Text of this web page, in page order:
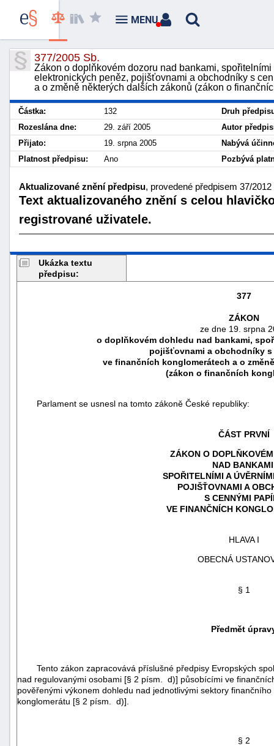
377/2005 Sb.
Zákon o doplňkovém dozoru nad bankami,
elektronických peněz, pojišťovnami a obchodníky s
a o změně některých dalších zákonů (zákon o
Částka: 132
Druh
Rozeslána dne:
29. září 2005
Autor
Přijato:
19. srpna 2005
Nabývá
Platnost předpisu:
Ano Pozbývá
Aktualizované znění předpisu, provedené předpisem 37/
Text aktualizovaného znění s celou
registrované uživatele.
Ukázka textu
předpisu:
377
ZÁKON
ze dne 19. srpna
o doplňkovém dohledu nad bankami,
pojišťovnami a obchodníky s
ve finančních konglomerátech a o
(zákon o finančních
Parlament se usnesl na tomto zákoně České republiky:
ČÁST PRVNÍ
ZÁKON O
NAD
SPOŘITELNÍMI A
POJIŠŤOVNAMI A
S CENNÝMI
VE FINANČNÍCH
HLAVA I
OBECNÁ
§ 1
Předmět
Tento zákon zapracovává příslušné předpisy Evropských
nad regulovanými osobami [§ 2 písm. d)] působícími ve
pověřenými výkonem dohledu nad jednotlivými sektory
konglomerátu [§ 2 písm. d)].
§ 2
MENU
náhrady
škody